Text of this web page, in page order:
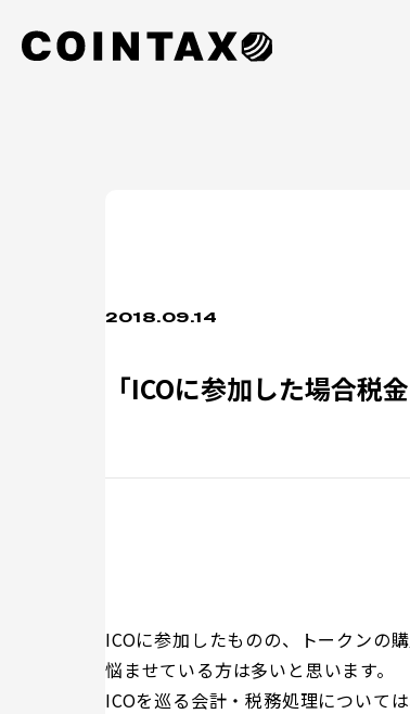
2018.09.14
「ICOに参加した場合税
ICOに参加したものの、トークンの
悩ませている方は多いと思います。
ICOを巡る会計・税務処理について